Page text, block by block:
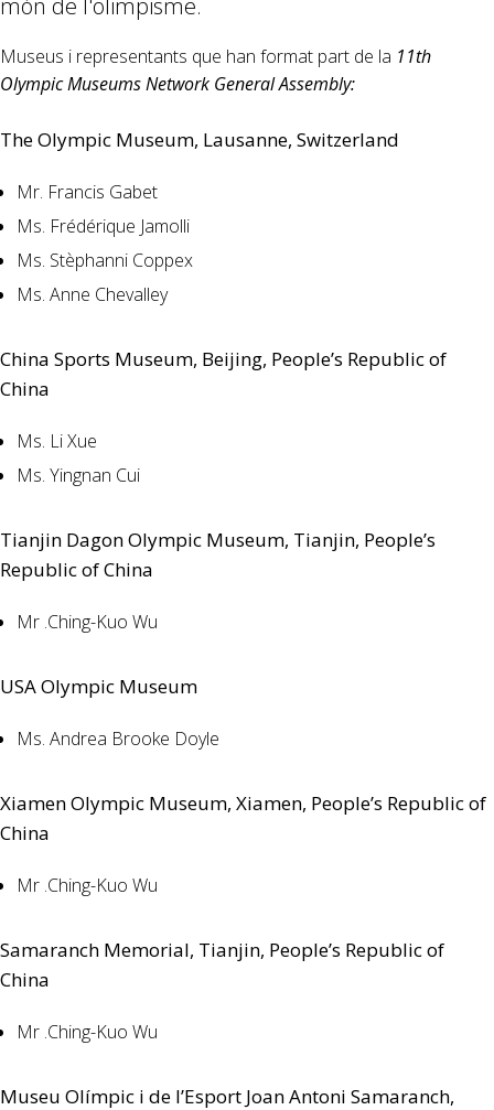
món de l'olimpisme.
Museus i representants que han format part de la 11th
Olympic Museums Network General Assembly:
The Olympic Museum, Lausanne, Switzerland
Mr. Francis Gabet
Ms. Frédérique Jamolli
Ms. Stèphanni Coppex
Ms. Anne Chevalley
China Sports Museum, Beijing, People’s Republic of
China
Ms. Li Xue
Ms. Yingnan Cui
Tianjin Dagon Olympic Museum, Tianjin, People’s
Republic of China
Mr .Ching-Kuo Wu
USA Olympic Museum
Ms. Andrea Brooke Doyle
Xiamen Olympic Museum, Xiamen, People’s Republic of
China
Mr .Ching-Kuo Wu
Samaranch Memorial, Tianjin, People’s Republic of
China
Mr .Ching-Kuo Wu
Museu Olímpic i de l’Esport Joan Antoni Samaranch,